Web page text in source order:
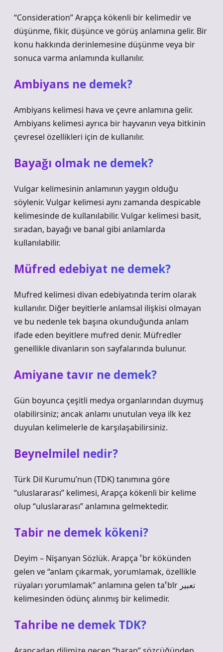
“Consideration” Arapça kökenli bir kelimedir ve
düşünme, fikir, düşünce ve görüş anlamına gelir. Bir
konu hakkında derinlemesine düşünme veya bir
sonuca varma anlamında kullanılır.
Ambiyans ne demek?
Ambiyans kelimesi hava ve çevre anlamına gelir.
Ambiyans kelimesi ayrıca bir hayvanın veya bitkinin
çevresel özellikleri için de kullanılır.
Bayağı olmak ne demek?
Vulgar kelimesinin anlamının yaygın olduğu
söylenir. Vulgar kelimesi aynı zamanda despicable
kelimesinde de kullanılabilir. Vulgar kelimesi basit,
sıradan, bayağı ve banal gibi anlamlarda
kullanılabilir.
Müfred edebiyat ne demek?
Mufred kelimesi divan edebiyatında terim olarak
kullanılır. Diğer beyitlerle anlamsal ilişkisi olmayan
ve bu nedenle tek başına okunduğunda anlam
ifade eden beyitlere mufred denir. Müfredler
genellikle divanların son sayfalarında bulunur.
Amiyane tavır ne demek?
Gün boyunca çeşitli medya organlarından duymuş
olabilirsiniz; ancak anlamı unutulan veya ilk kez
duyulan kelimelerle de karşılaşabilirsiniz.
Beynelmilel nedir?
Türk Dil Kurumu’nun (TDK) tanımına göre
“uluslararası” kelimesi, Arapça kökenli bir kelime
olup “uluslararası” anlamına gelmektedir.
Tabir ne demek kökeni?
Deyim – Nişanyan Sözlük. Arapça ˁbr kökünden
gelen ve “anlam çıkarmak, yorumlamak, özellikle
rüyaları yorumlamak” anlamına gelen taˁbīr تعبير
kelimesinden ödünç alınmış bir kelimedir.
Tahribe ne demek TDK?